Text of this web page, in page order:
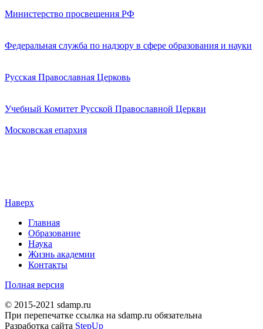
Министерство просвещения РФ
Федеральная служба по надзору в сфере образования и науки
Русская Православная Церковь
Учебный Комитет Русской Православной Церкви
Московская епархия
Наверх
Главная
Образование
Наука
Жизнь академии
Контакты
Полная версия
© 2015-2021 sdamp.ru
При перепечатке ссылка на sdamp.ru обязательна
Разработка сайта StepUp